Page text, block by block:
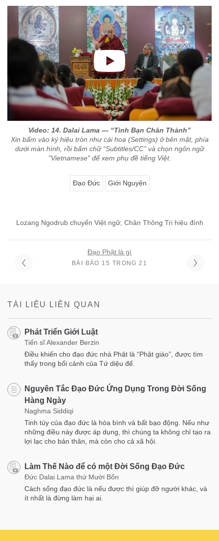
Video: 14. Dalai Lama — “Tình Bạn Chân Thành”
Xin bấm vào ký hiệu tròn như cái hoa (Settings) ở bên mặt, phía
dưới màn hình, rồi bấm chữ “Subtitles/CC” và chọn ngôn ngữ
"Vietnamese" để xem phụ đề tiếng Việt.
Đạo Đức Giới Nguyện
Lozang Ngodrub chuyển Việt ngữ; Chân Thông Tri hiệu đính
Đạo Phật là gì
BÀI BÁO 15 TRONG 21
TÀI LIỆU LIÊN QUAN
Phát Triển Giới Luật
Tiến sĩ Alexander Berzin
Điều khiến cho đạo đức nhà Phật là “Phật giáo”, được tìm
thấy trong bối cảnh của Tứ diệu đế.
Nguyên Tắc Đạo Đức Ứng Dụng Trong Đời Sống
Hàng Ngày
Naghma Siddiqi
Tinh túy của đạo đức là hòa bình và bất bạo động. Nếu như
những điều này được áp dụng, thì chúng ta không chỉ tạo ra
lợi lạc cho bản thân, mà còn cho cả xã hội.
Làm Thế Nào để có một Đời Sống Đạo Đức
Đức Dalai Lama thứ Mười Bốn
Cách sống đạo đức là nếu được thì giúp đỡ người khác, và
ít nhất là đừng làm hại ai.